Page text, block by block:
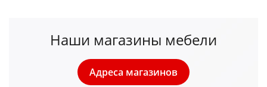
Наши магазины мебели
Адреса магазинов